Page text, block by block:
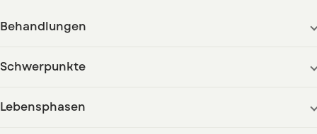
Behandlungen
Schwerpunkte
Lebensphasen